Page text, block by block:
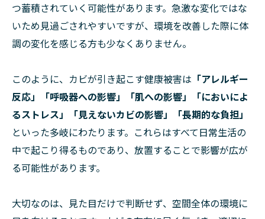
つ蓄積されていく可能性があります。急激な変化ではな
いため見過ごされやすいですが、環境を改善した際に体
調の変化を感じる方も少なくありません。
このように、カビが引き起こす健康被害は 「アレルギー
反応」「呼吸器への影響」「肌への影響」「においによ
るストレス」「見えないカビの影響」「長期的な負担」
といった多岐にわたります。これらはすべて日常生活の
中で起こり得るものであり、放置することで影響が広が
る可能性があります。
大切なのは、見た目だけで判断せず、空間全体の環境に